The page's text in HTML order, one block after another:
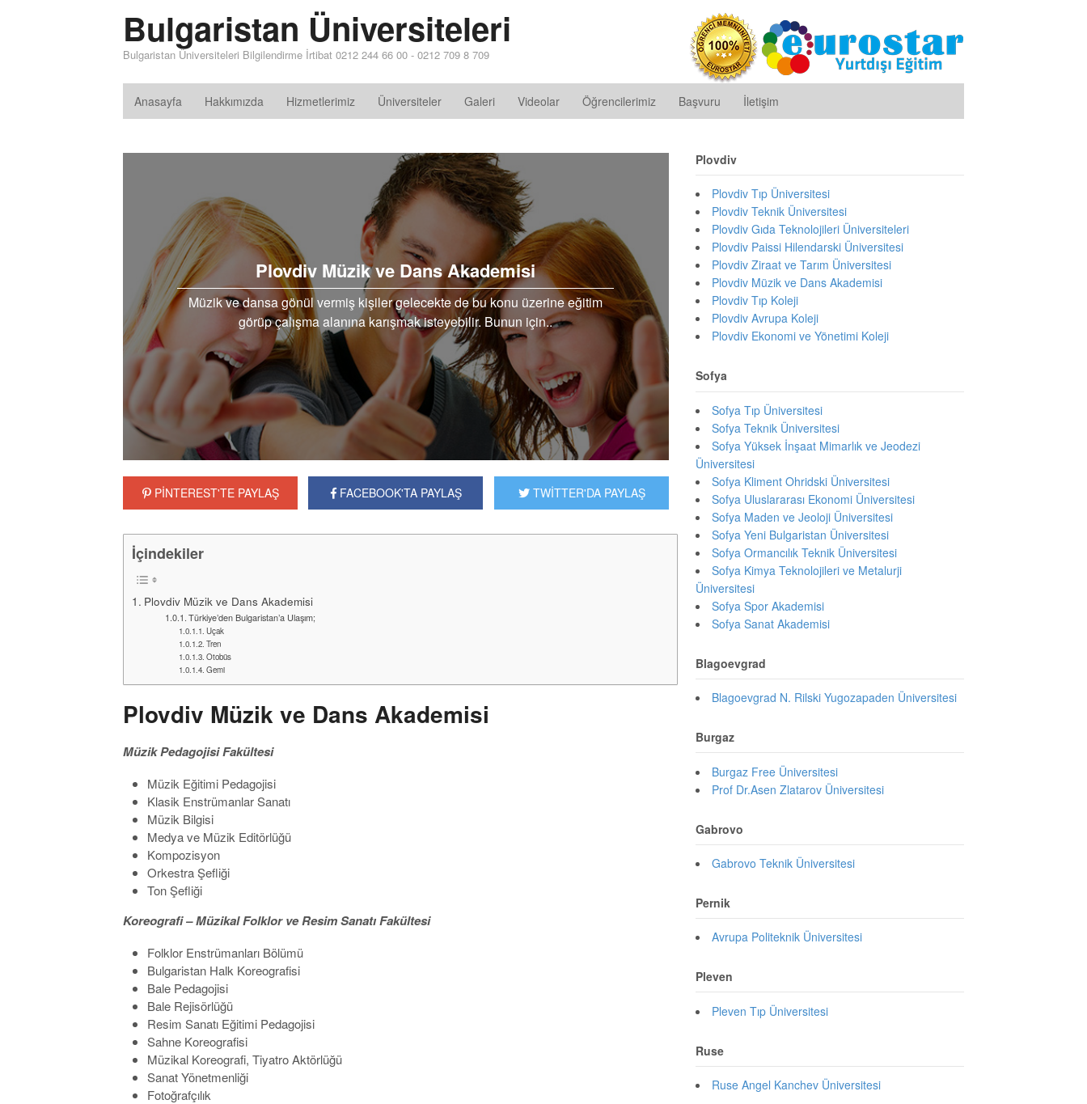
Bulgaristan Üniversiteleri
Bulgaristan Üniversiteleri Bilgilendirme İrtibat 0212 244 66 00 - 0212 709 8 709
Anasayfa Hakkımızda Hizmetlerimiz Üniversiteler Galeri Videolar Öğrencilerimiz Başvuru İletişim
Plovdiv Müzik ve Dans Akademisi
Müzik ve dansa gönül vermiş kişiler gelecekte de bu konu üzerine eğitim
görüp çalışma alanına karışmak isteyebilir. Bunun için..
PİNTEREST'TE PAYLAŞ FACEBOOK'TA PAYLAŞ TWİTTER'DA PAYLAŞ
İçindekiler
Plovdiv Müzik ve Dans Akademisi
Türkiye’den Bulgaristan’a Ulaşım;
Uçak
Tren
Otobüs
Gemi
Plovdiv Müzik ve Dans Akademisi
Müzik Pedagojisi Fakültesi
Müzik Eğitimi Pedagojisi
Klasik Enstrümanlar Sanatı
Müzik Bilgisi
Medya ve Müzik Editörlüğü
Kompozisyon
Orkestra Şefliği
Ton Şefliği
Koreografi – Müzikal Folklor ve Resim Sanatı Fakültesi
Folklor Enstrümanları Bölümü
Bulgaristan Halk Koreografisi
Bale Pedagojisi
Bale Rejisörlüğü
Resim Sanatı Eğitimi Pedagojisi
Sahne Koreografisi
Müzikal Koreografi, Tiyatro Aktörlüğü
Sanat Yönetmenliği
Fotoğrafçılık
Plovdiv
Plovdiv Tıp Üniversitesi
Plovdiv Teknik Üniversitesi
Plovdiv Gıda Teknolojileri Üniversiteleri
Plovdiv Paissi Hilendarski Üniversitesi
Plovdiv Ziraat ve Tarım Üniversitesi
Plovdiv Müzik ve Dans Akademisi
Plovdiv Tıp Koleji
Plovdiv Avrupa Koleji
Plovdiv Ekonomi ve Yönetimi Koleji
Sofya
Sofya Tıp Üniversitesi
Sofya Teknik Üniversitesi
Sofya Yüksek İnşaat Mimarlık ve Jeodezi
Üniversitesi
Sofya Kliment Ohridski Üniversitesi
Sofya Uluslararası Ekonomi Üniversitesi
Sofya Maden ve Jeoloji Üniversitesi
Sofya Yeni Bulgaristan Üniversitesi
Sofya Ormancılık Teknik Üniversitesi
Sofya Kimya Teknolojileri ve Metalurji
Üniversitesi
Sofya Spor Akademisi
Sofya Sanat Akademisi
Blagoevgrad
Blagoevgrad N. Rilski Yugozapaden Üniversitesi
Burgaz
Burgaz Free Üniversitesi
Prof Dr.Asen Zlatarov Üniversitesi
Gabrovo
Gabrovo Teknik Üniversitesi
Pernik
Avrupa Politeknik Üniversitesi
Pleven
Pleven Tıp Üniversitesi
Ruse
Ruse Angel Kanchev Üniversitesi